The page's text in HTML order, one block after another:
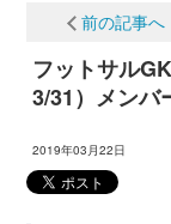
前の記事へ
フットサル
3/31）メンバ
2019年03月22日